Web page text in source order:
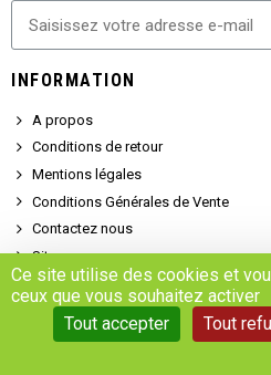
INFORMATION
A propos
Conditions de retour
Mentions légales
Conditions Générales de Vente
Contactez nous
Sitemap
NOTRE CATALOGUE
Promotions
Ce site utilise des cookies et
ceux que vous souhaitez activer
Tout accepter
Tout